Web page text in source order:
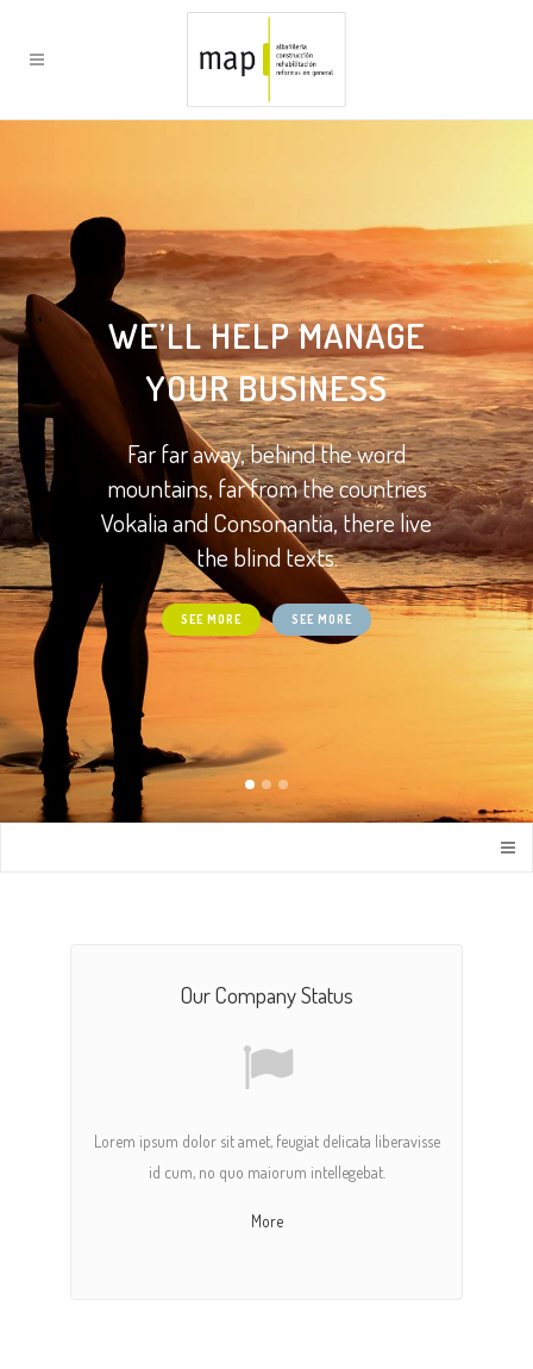
WE’LL HELP MANAGE
YOUR BUSINESS
Far far away, behind the word
mountains, far from the countries
Vokalia and Consonantia, there live
the blind texts.
SEE MORE SEE MORE
Our Company Status
Lorem ipsum dolor sit amet, feugiat delicata liberavisse
id cum, no quo maiorum intellegebat.
More